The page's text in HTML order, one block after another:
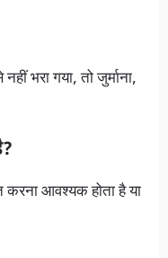
भरा गया, तो जुर्माना,
करना आवश्यक होता है या